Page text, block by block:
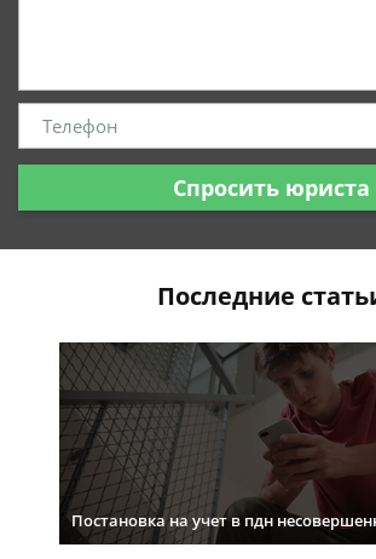
Спросить юриста
Последние
Постановка на учет в пдн